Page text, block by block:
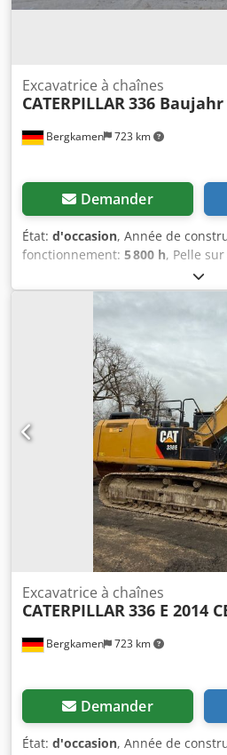
Bergkamen 723 km
Excavatrice à chaînes
CATERPILLAR336 Baujahr
Demander
État: d'occasion, Année de
fonctionnement: 5 800 h, Pelle
machine n'a que 5 800 heures
bon état. Poids opérationnel env.
Bergkamen 723 km
Excavatrice à chaînes
CATERPILLAR336 E 2014
Demander
État: d'occasion, Année de